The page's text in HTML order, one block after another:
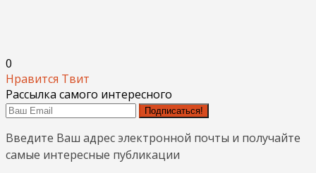
0
Нравится Твит
Рассылка самого интересного
Подписаться!
Введите Ваш адрес электронной почты и получайте
самые интересные публикации